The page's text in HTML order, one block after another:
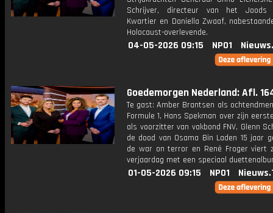
Schrijver, directeur van het Joods
Kwartier en Daniella Zwaaf,
Holocaust-overlevende.
04-05-2026 09:15 NPO1
Goedemorgen Nederland: Afl.
Te gast: Amber Brantsen als
Formule 1, Hans Spekman over zijn
als voorzitter van vakbond FNV, Glenn
de dood van Osama Bin Laden 15 jaar
de war on terror en René Froger viert
verjaardag met een speciaal
01-05-2026 09:15 NPO1